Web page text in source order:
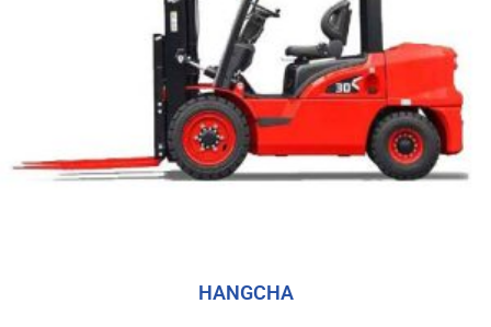
HANGCHA